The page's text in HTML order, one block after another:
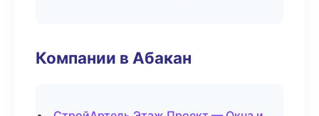
Компании в Абакан